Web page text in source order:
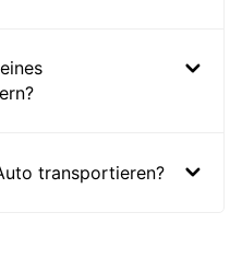
transportieren?